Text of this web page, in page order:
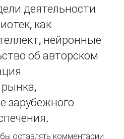
деятельности
как
нейронные
об авторском
зарубежного
цифровой
оставлять комментарии